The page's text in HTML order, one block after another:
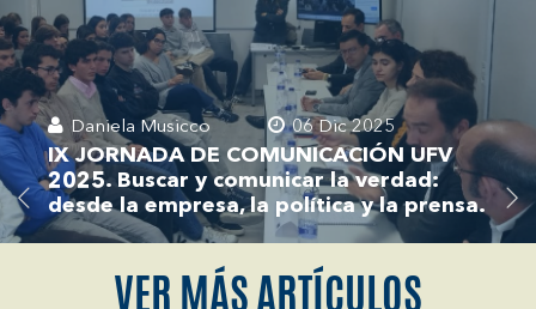
Daniela Musicco 06 Dic 2025
IX JORNADA DE COMUNICACIÓN UFV
2025. Buscar y comunicar la verdad:
desde la empresa, la política y la prensa.
VER MÁS ARTÍCULOS